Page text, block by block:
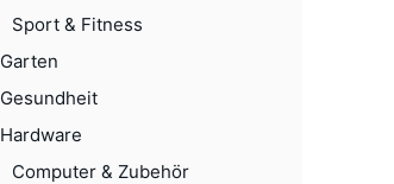
Sport & Fitness
Garten
Gesundheit
Hardware
Computer & Zubehör